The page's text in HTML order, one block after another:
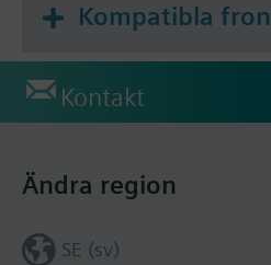
Kompatibla
Kontakt
Ändra region
SE (sv)